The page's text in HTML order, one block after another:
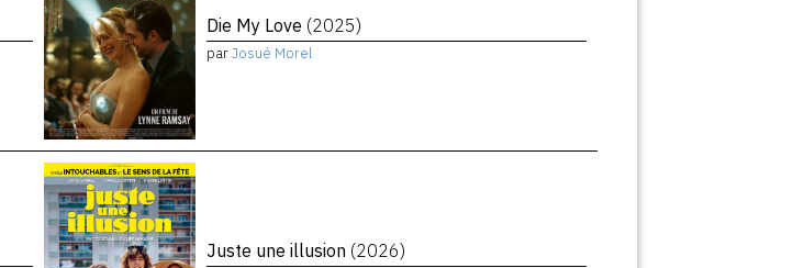
Die My Love (2025)
parJosué Morel
Juste une illusion (2026)